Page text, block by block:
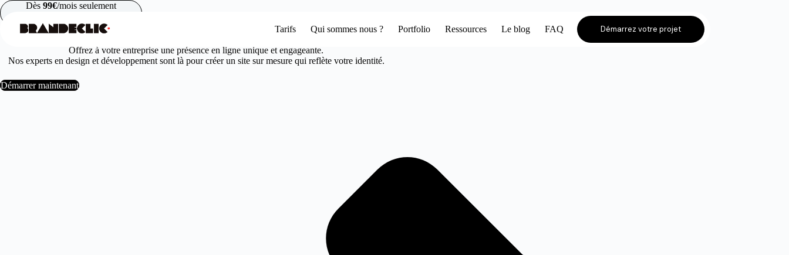
Passer
au
contenu
Tarifs Qui sommes nous ? Portfolio Ressources Le blog FAQ Démarrez votre projet
Dès99€/mois seulement
Votre agence web design à jouy
Offrez à votre entreprise une présence en ligne unique et engageante.
Nos experts en design et développement sont là pour créer un site sur mesure qui reflète votre identité.
Démarrer maintenant